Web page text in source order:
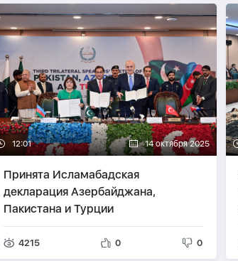
12:01 14 октября 2025
Принята Исламабадская
декларация Азербайджана,
Пакистана и Турции
4215 0 0